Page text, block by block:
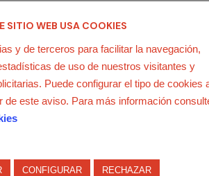
y la diversión (sobre todo de
del Parque Warner.Un día
tiempo espectacular.
SITIO WEB USA COOKIES
y de terceros para facilitar la navegación,
de uso de nuestros visitantes y
Puede configurar el tipo de cookies
de este aviso. Para más información
CONFIGURAR RECHAZAR